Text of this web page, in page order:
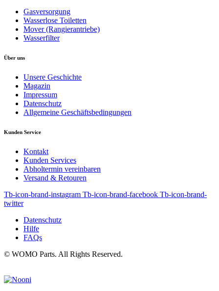
Gasversorgung
Wasserlose Toiletten
Mover (Rangierantriebe)
Wasserfilter
Über uns
Unsere Geschichte
Magazin
Impressum
Datenschutz
Allgemeine Geschäftsbedingungen
Kunden Service
Kontakt
Kunden Services
Abholtermin vereinbaren
Versand & Retouren
Tb-icon-brand-instagram Tb-icon-brand-facebook Tb-icon-brand-
twitter
Datenschutz
Hilfe
FAQs
© WOMO Parts. All Rights Reserved.